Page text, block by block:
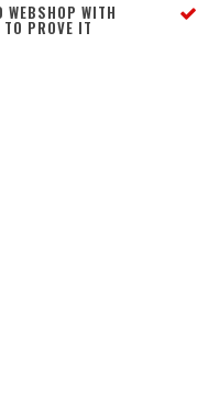
WEBSHOP WITH
TO PROVE IT